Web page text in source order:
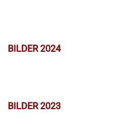
BILDER 2024
BILDER 2023